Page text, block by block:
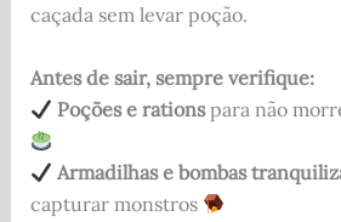
caçada sem levar poção.
Antes de sair, sempre verifique:
Poções e rationspara não
Armadilhas e bombas
capturar monstros